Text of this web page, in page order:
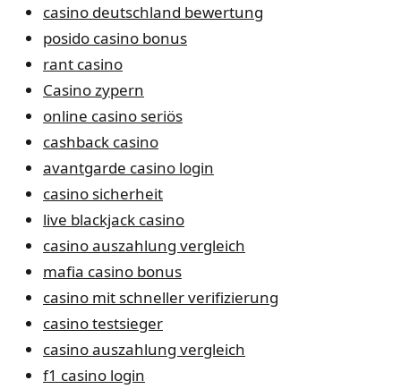
casino deutschland bewertung
posido casino bonus
rant casino
Casino zypern
online casino seriös
cashback casino
avantgarde casino login
casino sicherheit
live blackjack casino
casino auszahlung vergleich
mafia casino bonus
casino mit schneller verifizierung
casino testsieger
casino auszahlung vergleich
f1 casino login